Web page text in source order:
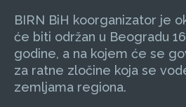
BIRN BiH koorganizator je
će biti održan u Beogradu
godine, a na kojem će se
za ratne zločine koja se
zemljama regiona.